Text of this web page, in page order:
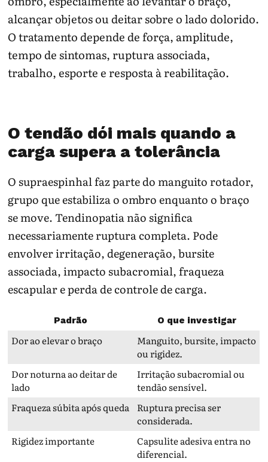
alcançar objetos ou deitar sobre o lado dolorido.
O tratamento depende de força, amplitude,
tempo de sintomas, ruptura associada,
trabalho, esporte e resposta à reabilitação.
O tendão dói mais quando a
carga supera a tolerância
O supraespinhal faz parte do manguito rotador,
grupo que estabiliza o ombro enquanto o braço
se move. Tendinopatia não significa
necessariamente ruptura completa. Pode
envolver irritação, degeneração, bursite
associada, impacto subacromial, fraqueza
escapular e perda de controle de carga.
Padrão O que investigar
Dor ao elevar o braço
Manguito, bursite, impacto
ou rigidez.
Dor noturna ao deitar de
lado
Irritação subacromial ou
tendão sensível.
Fraqueza súbita após queda
Ruptura precisa ser
considerada.
Rigidez importante
Capsulite adesiva entra no
diferencial.